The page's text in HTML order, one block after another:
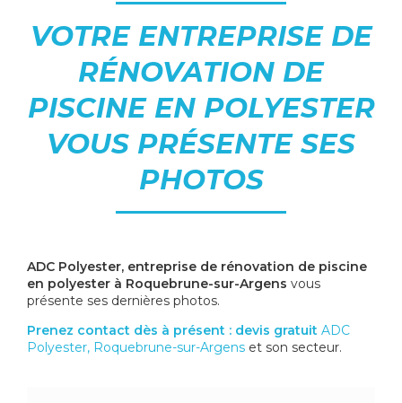
VOTRE ENTREPRISE DE
RÉNOVATION DE
PISCINE EN POLYESTER
VOUS PRÉSENTE SES
PHOTOS
ADC Polyester, entreprise de rénovation de piscine
en polyester à Roquebrune-sur-Argens vous
présente ses dernières photos.
Prenez contact dès à présent : devis gratuit ADC
Polyester, Roquebrune-sur-Argens et son secteur.